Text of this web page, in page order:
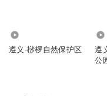
遵义-桫椤自然保护区
遵
公